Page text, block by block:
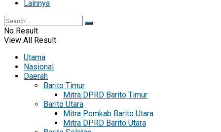
Lainnya
No Result
View All Result
Utama
Nasional
Daerah
Barito Timur
Mitra DPRD Barito Timur
Barito Utara
Mitra Pemkab Barito Utara
Mitra DPRD Barito Utara